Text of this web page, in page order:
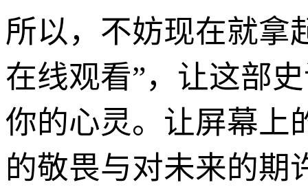
所以，不妨现在就拿
在线观看”，让这部
你的心灵。让屏幕上
的敬畏与对未来的期